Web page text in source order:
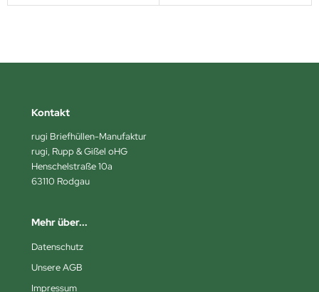
Kontakt
rugi Briefhüllen-Manufaktur
rugi, Rupp & Gißel oHG
Henschelstraße 10a
63110 Rodgau
Mehr über...
Datenschutz
Unsere AGB
Impressum